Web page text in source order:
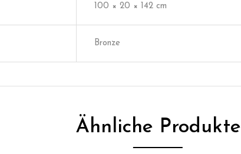
100 × 20 × 142 cm
Bronze
Ähnliche Produkte